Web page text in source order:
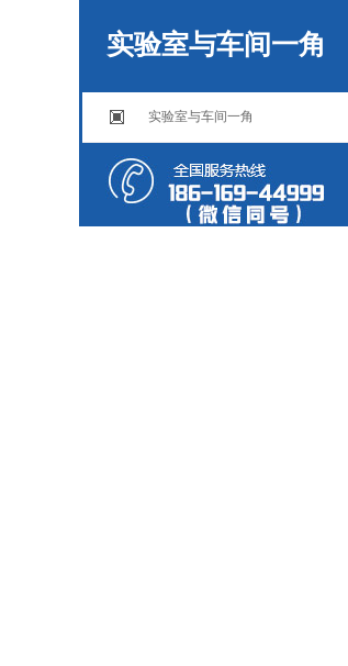
实验室与车间一角
实验室与车间一角